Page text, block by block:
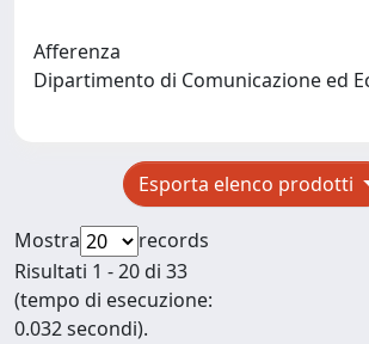
Afferenza
Dipartimento di Comunicazione ed
Esporta elenco prodotti
Mostra
records
Risultati 1 - 20 di 33
(tempo di esecuzione:
0.032 secondi).